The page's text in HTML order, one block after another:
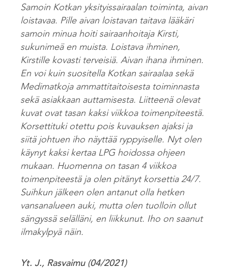
Samoin Kotkan yksityissairaalan toiminta, aivan
loistavaa. Pille aivan loistavan taitava lääkäri
samoin minua hoiti sairaanhoitaja Kirsti,
sukunimeä en muista. Loistava ihminen,
Kirstille kovasti terveisiä. Aivan ihana ihminen.
En voi kuin suositella Kotkan sairaalaa sekä
Medimatkoja ammattitaitoisesta toiminnasta
sekä asiakkaan auttamisesta. Liitteenä olevat
kuvat ovat tasan kaksi viikkoa toimenpiteestä.
Korsettituki otettu pois kuvauksen ajaksi ja
siitä johtuen iho näyttää ryppyiselle. Nyt olen
käynyt kaksi kertaa LPG hoidossa ohjeen
mukaan. Huomenna on tasan 4 viikkoa
toimenpiteestä ja olen pitänyt korsettia 24/7.
Suihkun jälkeen olen antanut olla hetken
vansanalueen auki, mutta olen tuolloin ollut
sängyssä selälläni, en liikkunut. Iho on saanut
ilmakylpyä näin.
Yt. J., Rasvaimu (04/2021)